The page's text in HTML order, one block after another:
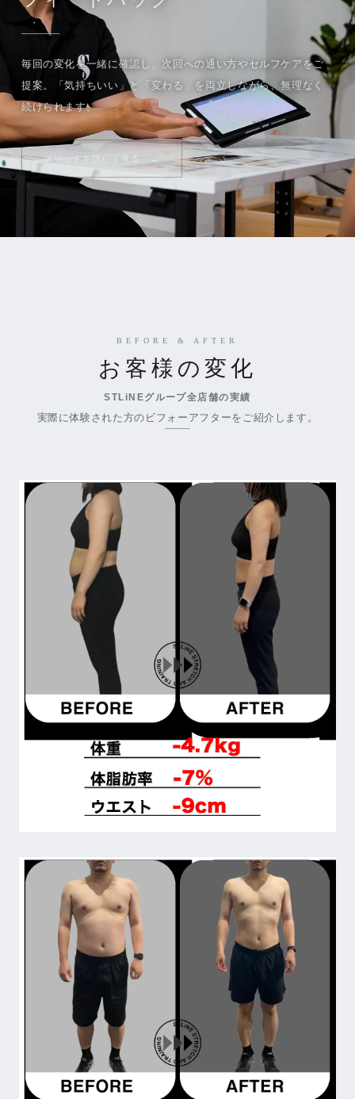
毎回の変化を一緒に確認し、次回への通い方やセルフケアをご
提案。「気持ちいい」と「変わる」を両立しながら、無理なく
続けられます。
メソッドを詳しく見る
BEFORE & AFTER
お客様の変化
STLiNEグループ全店舗の実績
実際に体験された方のビフォーアフターをご紹介します。